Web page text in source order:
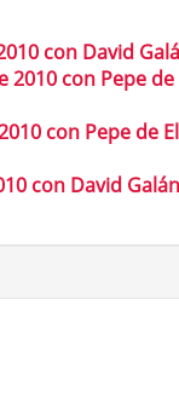
con David
con Pepe de
con Pepe de
con David